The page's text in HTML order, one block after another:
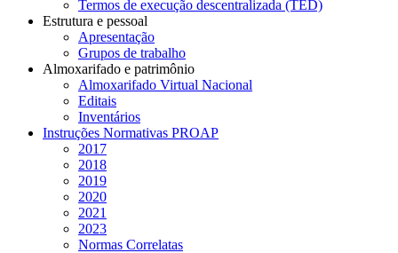
Termos de execução descentralizada (TED)
Estrutura e pessoal
Apresentação
Grupos de trabalho
Almoxarifado e patrimônio
Almoxarifado Virtual Nacional
Editais
Inventários
Instruções Normativas PROAP
2017
2018
2019
2020
2021
2023
Normas Correlatas